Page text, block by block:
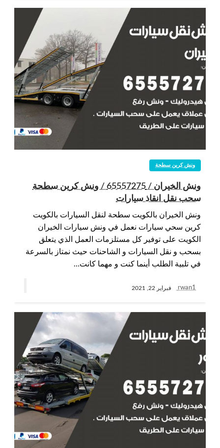
ونش كرين سطحة
ونش الخيران / 65557275 / ونش كرين سطحة
سحب نقل انقاذ سيارات
ونش الخيران بالكويت سطحة لنقل السيارات بالكويت
كرين سحي سيارات نعمل في ونش سيارات الخيران
الكويت على توفير كل مستلزمات العمل الذي يتعلق
بسحب و نقل السيارات و الشاحنات حيث نمتاز بالسرعة
في تلبية الطلب أينما كنت و مهما كانت…
rwan1 فبراير 22, 2021